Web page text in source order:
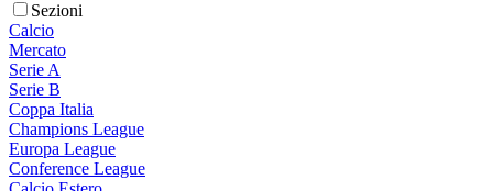
Sezioni
Calcio
Mercato
Serie A
Serie B
Coppa Italia
Champions League
Europa League
Conference League